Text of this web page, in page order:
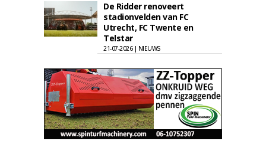
De Ridder renoveert
stadionvelden van FC
Utrecht, FC Twente en
Telstar
21-07-2026 | NIEUWS